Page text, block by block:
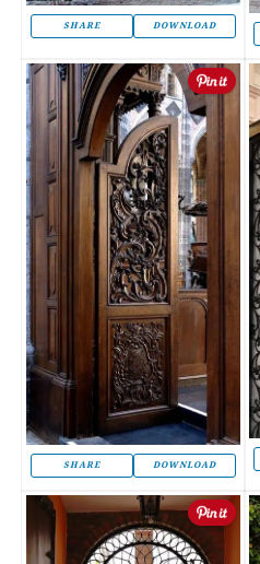
SHARE DOWNLOAD
SHARE DOWNLOAD